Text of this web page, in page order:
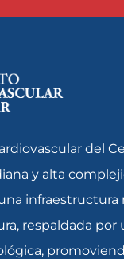
del
y alta
infraestructura
respaldada por